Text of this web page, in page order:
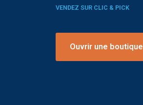
VENDEZ SUR CLIC & PICK
Ouvrir une boutique